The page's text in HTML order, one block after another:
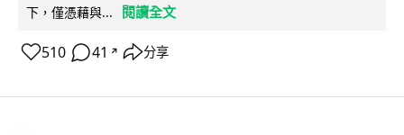
下，僅憑藉與...
閱讀全文
510 41 ↗ 分享